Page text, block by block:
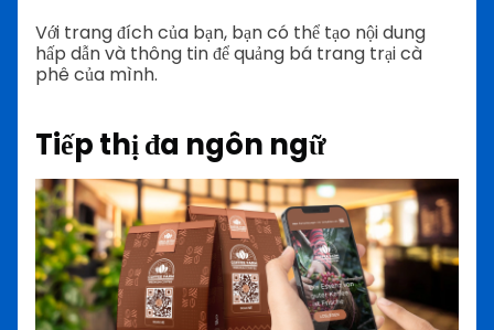
Với trang đích của bạn, bạn có thể tạo nội dung
hấp dẫn và thông tin để quảng bá trang trại cà
phê của mình.
Tiếp thị đa ngôn ngữ